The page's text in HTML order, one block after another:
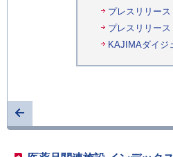
プレスリリー
プレスリリー
KAJIMAダイジ